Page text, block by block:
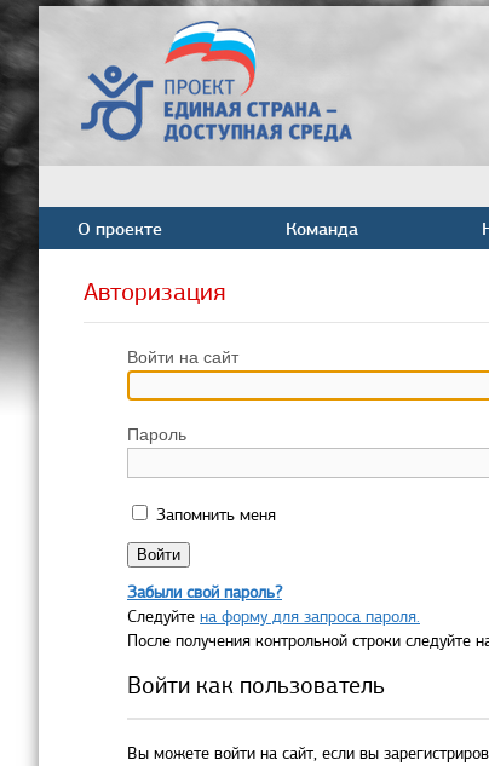
О проекте Команда
Авторизация
Войти на сайт
Пароль
Запомнить меня
Забыли свой пароль?
Следуйте на форму для запроса пароля.
После получения контрольной строки следуйте
Войти как пользователь
Вы можете войти на сайт, если вы